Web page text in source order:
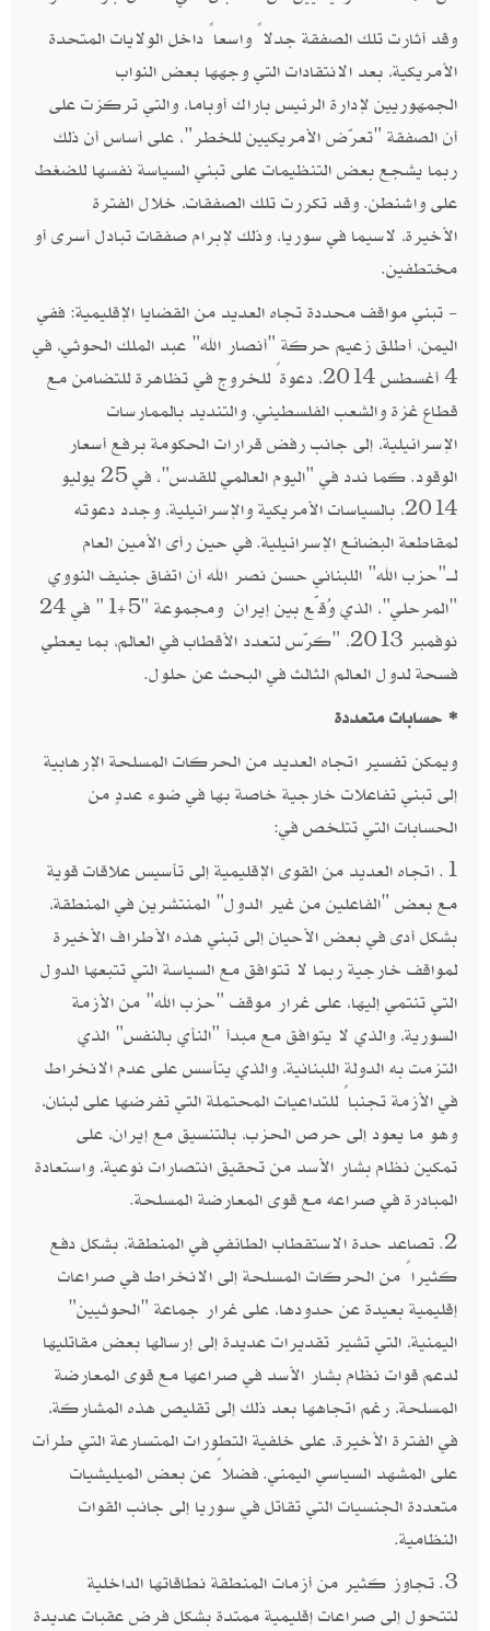
وقد أثارت تلك الصفقة جدلاً واسعاً داخل الولايات المتحدة
الأمريكية، بعد الانتقادات التي وجهها بعض النواب
الجمهوريين لإدارة الرئيس باراك أوباما، والتي تركزت على
أن الصفقة "تعرّض الأمريكيين للخطر"، على أساس أن ذلك
ربما يشجع بعض التنظيمات على تبني السياسة نفسها للضغط
على واشنطن. وقد تكررت تلك الصفقات، خلال الفترة
الأخيرة، لاسيما في سوريا، وذلك لإبرام صفقات تبادل أسرى أو
مختطفين.
- تبني مواقف محددة تجاه العديد من القضايا الإقليمية: ففي
اليمن، أطلق زعيم حركة "أنصار الله" عبد الملك الحوثي، في
4 أغسطس 2014، دعوةً للخروج في تظاهرة للتضامن مع
قطاع غزة والشعب الفلسطيني، والتنديد بالممارسات
الإسرائيلية، إلى جانب رفض قرارات الحكومة برفع أسعار
الوقود. كما ندد في "اليوم العالمي للقدس"، في 25 يوليو
2014، بالسياسات الأمريكية والإسرائيلية، وجدد دعوته
لمقاطعة البضائع الإسرائيلية. في حين رأى الأمين العام
لـــ"حزب الله" اللبناني حسن نصر الله أن اتفاق جنيف النووي
"المرحلي"، الذي وُقّع بين إيران ومجموعة "5+1" في 24
نوفمبر 2013، "كرّس لتعدد الأقطاب في العالم، بما يعطي
فسحة لدول العالم الثالث في البحث عن حلول.
* حسابات متعددة
ويمكن تفسير اتجاه العديد من الحركات المسلحة الإرهابية
إلى تبني تفاعلات خارجية خاصة بها في ضوء عددٍ من
الحسابات التي تتلخص في:
1. اتجاه العديد من القوى الإقليمية إلى تأسيس علاقات قوية
مع بعض "الفاعلين من غير الدول" المنتشرين في المنطقة،
بشكل أدى في بعض الأحيان إلى تبني هذه الأطراف الأخيرة
لمواقف خارجية ربما لا تتوافق مع السياسة التي تتبعها الدول
التي تنتمي إليها، على غرار موقف "حزب الله" من الأزمة
السورية، والذي لا يتوافق مع مبدأ "النأي بالنفس" الذي
التزمت به الدولة اللبنانية، والذي يتأسس على عدم الانخراط
في الأزمة تجنباً للتداعيات المحتملة التي تفرضها على لبنان،
وهو ما يعود إلى حرص الحزب، بالتنسيق مع إيران، على
تمكين نظام بشار الأسد من تحقيق انتصارات نوعية، واستعادة
المبادرة في صراعه مع قوى المعارضة المسلحة.
2. تصاعد حدة الاستقطاب الطائفي في المنطقة، بشكل دفع
كثيراً من الحركات المسلحة إلى الانخراط في صراعات
إقليمية بعيدة عن حدودها، على غرار جماعة "الحوثيين"
اليمنية، التي تشير تقديرات عديدة إلى إرسالها بعض مقاتليها
لدعم قوات نظام بشار الأسد في صراعها مع قوى المعارضة
المسلحة، رغم اتجاهها بعد ذلك إلى تقليص هذه المشاركة،
في الفترة الأخيرة، على خلفية التطورات المتسارعة التي طرأت
على المشهد السياسي اليمني. فضلاً عن بعض الميليشيات
متعددة الجنسيات التي تقاتل في سوريا إلى جانب القوات
النظامية.
3. تجاوز كثير من أزمات المنطقة نطاقاتها الداخلية
لتتحول إلى صراعات إقليمية ممتدة بشكل فرض عقبات عديدة